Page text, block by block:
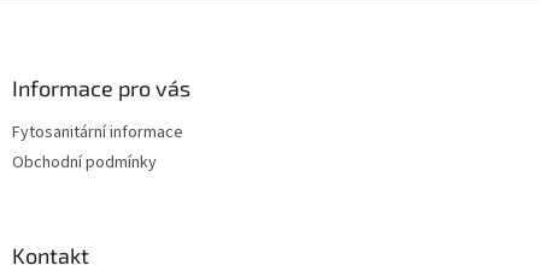
Informace pro vás
Fytosanitární informace
Obchodní podmínky
Kontakt